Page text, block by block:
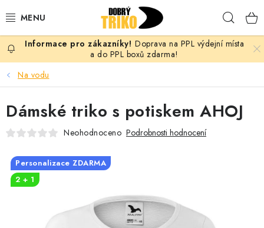
na
PRO ŽENY
PRO MUŽE
PRO DĚTI
PRO PÁRY
Doprava na PPL výdejní místa
a do PPL boxů zdarma!
Na vodu
Dámské triko s potiskem AHOJ
Neohodnoceno Podrobnosti hodnocení
Personalizace ZDARMA
2 + 1